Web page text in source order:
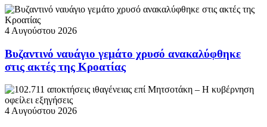
4 Αυγούστου 2026
Βυζαντινό ναυάγιο γεμάτο χρυσό ανακαλύφθηκε
στις ακτές της Κροατίας
4 Αυγούστου 2026